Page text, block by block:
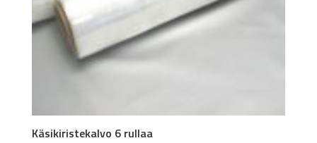
Käsikiristekalvo 6 rullaa